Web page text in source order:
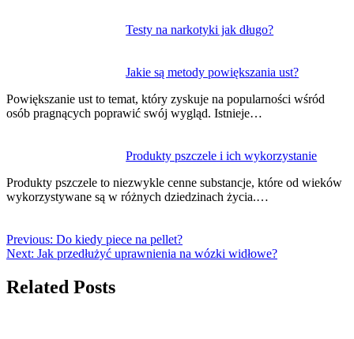
Testy na narkotyki jak długo?
Jakie są metody powiększania ust?
Powiększanie ust to temat, który zyskuje na popularności wśród
osób pragnących poprawić swój wygląd. Istnieje…
Produkty pszczele i ich wykorzystanie
Produkty pszczele to niezwykle cenne substancje, które od wieków
wykorzystywane są w różnych dziedzinach życia.…
Previous: Do kiedy piece na pellet?
Next: Jak przedłużyć uprawnienia na wózki widłowe?
Related Posts